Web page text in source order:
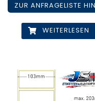
ZUR ANFRAGELISTE
WEITERLESEN